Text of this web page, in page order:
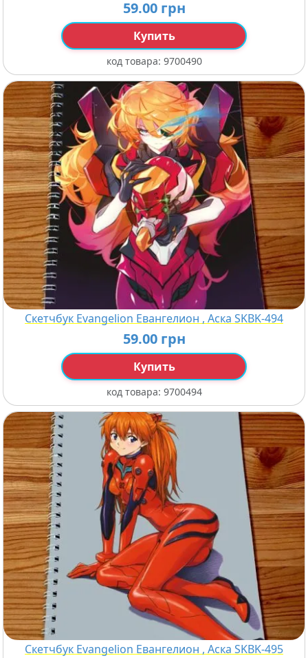
59.00 грн
Купить
код товара: 9700490
Скетчбук Evangelion Евангелион , Аска SKBK-494
59.00 грн
Купить
код товара: 9700494
Скетчбук Evangelion Евангелион , Аска SKBK-495